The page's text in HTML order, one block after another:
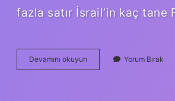
fazla satır İsrail’in kaç tane
Devamını okuyun Yunanistan
Kaç
Yorum Bırak